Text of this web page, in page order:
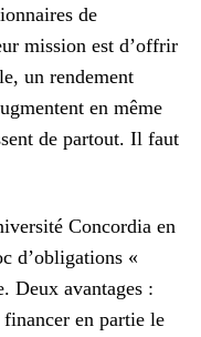
de
mission est d’offrir
un rendement
en même
de partout. Il faut
Concordia en
d’obligations «
Deux avantages :
en partie le